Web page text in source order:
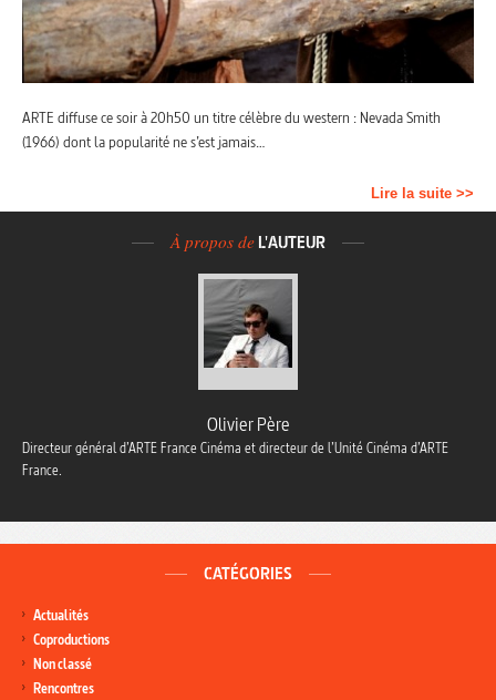
ARTE diffuse ce soir à 20h50 un titre célèbre du western : Nevada Smith
(1966) dont la popularité ne s’est jamais…
Lire la suite >>
À propos de L'AUTEUR
Olivier Père
Directeur général d’ARTE France Cinéma et directeur de l’Unité Cinéma d’ARTE
France.
CATÉGORIES
Actualités
Coproductions
Non classé
Rencontres